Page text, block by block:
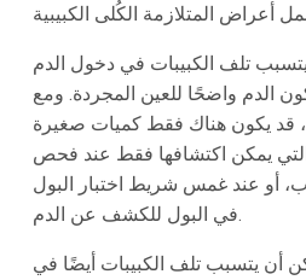
تلف الكبيبات في دخول الدم
الدم واضحًا للعين المجردة. ومع
قد يكون هناك فقط كميات صغيرة
يمكن اكتشافها فقط عند فحص
أو عند غمس شريط اختبار البول
في البول للكشف عن الدم.
أن يتسبب تلف الكبيبات أيضًا في